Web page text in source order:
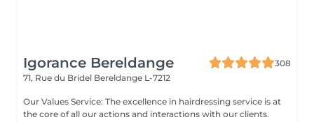
Igorance Bereldange
308
71, Rue du Bridel Bereldange L-7212
Our Values Service: The excellence in hairdressing service is at
the core of all our actions and interactions with our clients.